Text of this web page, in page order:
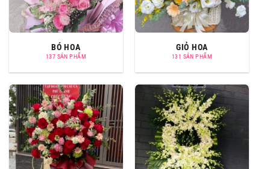
BÓ HOA
137 SẢN PHẨM
GIỎ HOA
131 SẢN PHẨM